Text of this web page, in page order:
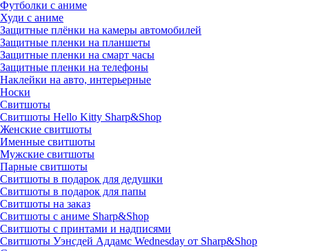
Футболки с аниме
Худи с аниме
Защитные плёнки на камеры автомобилей
Защитные пленки на планшеты
Защитные пленки на смарт часы
Защитные пленки на телефоны
Наклейки на авто, интерьерные
Носки
Свитшоты
Cвитшоты Hello Kitty Sharp&Shop
Женские свитшоты
Именные свитшоты
Мужские свитшоты
Парные свитшоты
Свитшоты в подарок для дедушки
Свитшоты в подарок для папы
Свитшоты на заказ
Свитшоты с аниме Sharp&Shop
Свитшоты с принтами и надписями
Свитшоты Уэнсдей Аддамс Wednesday от Sharp&Shop